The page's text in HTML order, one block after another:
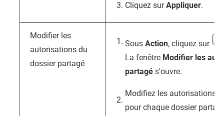
Cliquez surAppliquer.
Modifier les
autorisations du
dossier partagé
Sous Action, cliquez sur
La fenêtre Modifier les
partagé s'ouvre.
Modifiez les autorisations
pour chaque dossier